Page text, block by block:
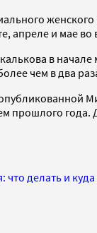
апреле и мае
в
чем в два
прошлого
что делать и